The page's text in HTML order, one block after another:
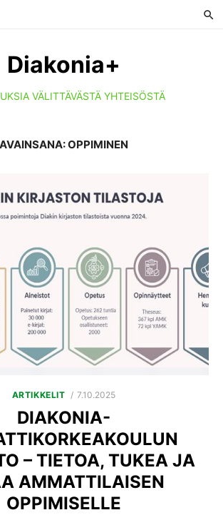
Diakonia+
VÄLITTÄVÄSTÄ YHTEISÖSTÄ
AVAINSANA:OPPIMINEN
ARTIKKELIT
POSTED
7.10.2025
DIAKONIA-
– TIETOA, TUKEA JA
AMMATTILAISEN
OPPIMISELLE